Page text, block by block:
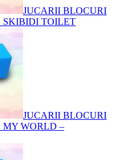
JUCARII BLOCURI
SKIBIDI TOILET
JUCARII BLOCURI
MY WORLD –